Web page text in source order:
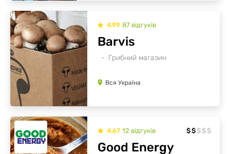
4.99 87 відгуків
Грибний магазин
Barvis
Вся Україна
4.67 12 відгуків $$ $ $ $
Good Energy